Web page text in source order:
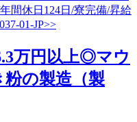
万円以上◎マウ
の製造（製